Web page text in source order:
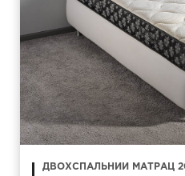
ДВОХСПАЛЬНИЙ МАТРАЦ